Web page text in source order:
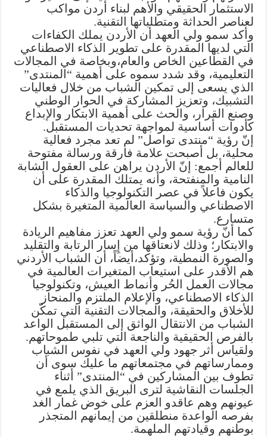
الاستثمار الحقيقي والأهم لبناء أردن مواكب
لعناصر الحداثة ومتطلباتها التقنية.
وأكد سمو ولي العهد أن الأردن يملك الكفاءات
التي لديها المقدرة على تطوير الذكاء الاصطناعي
في القطاعين الخاص والعام،وبخاصة في المجالات
التعليمية، وقد شدد سموه على أهمية “المنتدى”
الذي يسعى إلى تمكين الشباب من خلال فعاليات
التشبيك، وتعزيز المشاركة في الحوار الوطني
وصنع القرار، والحث على أهمية الابتكار والإبداع
كأدوات أساسية لمواجهة تحديات المستقبل.
إنّ رؤية “منتدى تواصل” لم تعد مجرد فعالية
محلية، بل أصبحت علامة فارقة ورسالة مفتوحة
للعالم أجمع: إنّ الأردن يراهن على العقول الشابة
النامية والمنفتحة، وأنه يمتلك المقدرة على أن
يكون فاعلاً في عصر التكنولوجيا والذكاء
الاصطناعي والسياسة العالمية المتغيرة بشكل
متسارع.
كما أنّ رؤية سمو ولي العهد تعزز مفاهيم الريادة
والابتكار؛ وذلك لانعتاقها من إِسار الرتابة والتقليد
والصورة النمطية، وتؤكد،أيضاً، أن الشباب الأردني
هم الأقدر على استيعاب المتغيرات العالمية في
مجالات العمل الحُر وأنماط العيش، وتكنولوجيا
الذكاء الاصطناعي، والإعلام الملتزم والمنحاز
للأخلاق والحقيقة، والمجالات التقنية التي تمكّن
الشباب من الانتقال الواثق إلى المستقبل الواعد
بالفرص الحقيقية والناجعة التي تلبي طموحاتهم.
ولقياس أثر جهود ولي العهد في نفوس الشباب
وممارساتهم في مجتمعاتهم ما عليك سوى أن
تطوف بين المشاركين في “المنتدى” أثناء
الجلسات النقاشية لترى البريق الذي يلمع في
عيونهم وهم عاقدو العزم على خوض غمار الغد
بفرصه الواعدة منطلقين من إيمانهم المتجذر
بوطنهم وقيادتهم الملهمة.